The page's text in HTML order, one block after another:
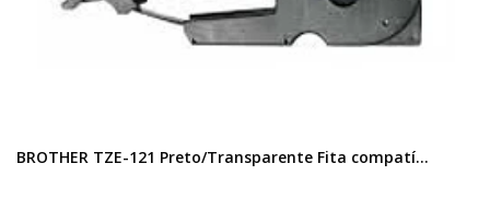
BROTHER TZE-121 Preto/Transparente Fita compatí...